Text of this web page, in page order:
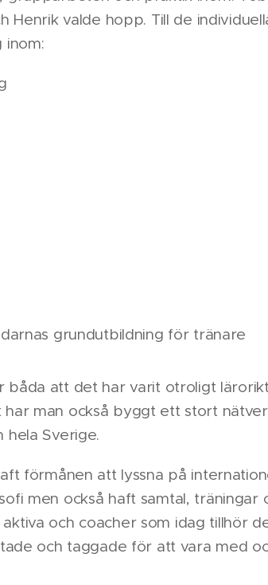
Henrik valde hopp. Till de
inom:
grundutbildning för tränare
båda att det har varit otroligt
man också byggt ett stort
hela Sverige.
förmånen att lyssna på
men också haft samtal, träningar
och coacher som idag tillhör
och taggade för att vara med